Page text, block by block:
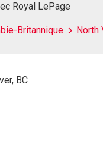
Royal LePage
Britannique North